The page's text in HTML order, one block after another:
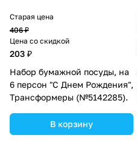
Старая цена
406 ₽
Цена со скидкой
203 ₽
Набор бумажной посуды, на
6 персон "С Днем Рождения",
Трансформеры (№5142285).
В корзину